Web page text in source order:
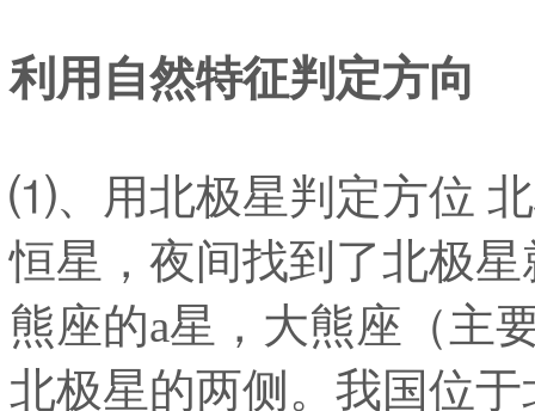
利用自然特征判定方向
⑴、用北极星判定方位
恒星，夜间找到了北极
熊座的a星，大熊座（主
北极星的两侧。我国位